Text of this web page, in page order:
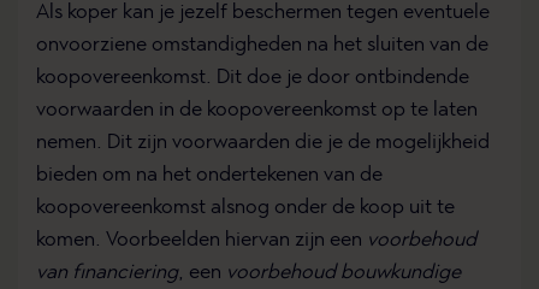
Als koper kan je jezelf beschermen tegen eventuele
onvoorziene omstandigheden na het sluiten van de
koopovereenkomst. Dit doe je door ontbindende
voorwaarden in de koopovereenkomst op te laten
nemen. Dit zijn voorwaarden die je de mogelijkheid
bieden om na het ondertekenen van de
koopovereenkomst alsnog onder de koop uit te
komen. Voorbeelden hiervan zijn een voorbehoud
van financiering, een voorbehoud bouwkundige